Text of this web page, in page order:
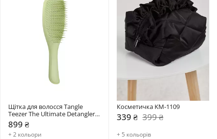
Щітка для волосся Tangle
Teezer The Ultimate Detangler
Matte
899 ₴
+ 2 кольори
Косметичка KM-1109
339 ₴ 399 ₴
+ 5 кольорів